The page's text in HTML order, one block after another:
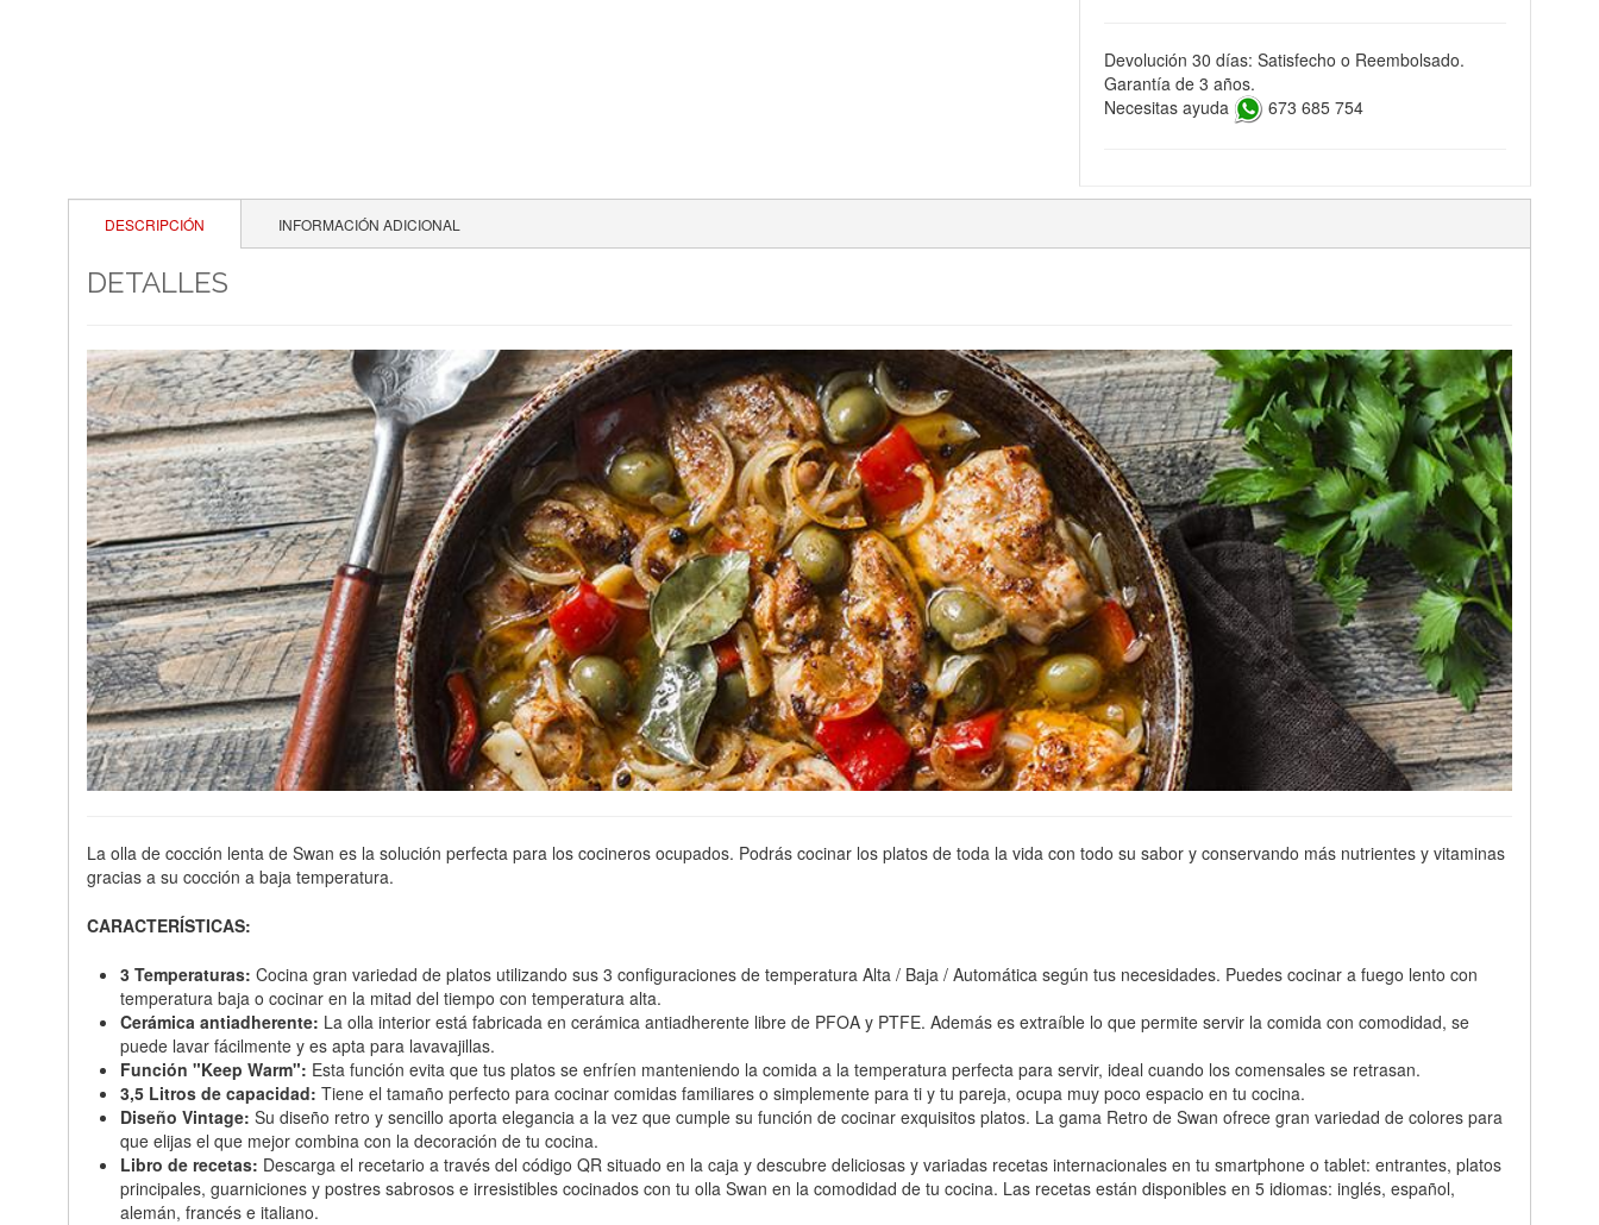
Devolución 30 días: Satisfecho o Reembolsado.
Garantía de 3 años.
Necesitas ayuda
673 685 754
DESCRIPCIÓN INFORMACIÓN ADICIONAL
DETALLES
La olla de cocción lenta de Swan es la solución perfecta para los cocineros ocupados. Podrás cocinar los platos de toda la vida con todo su sabor y conservando más nutrientes y vitaminas
gracias a su cocción a baja temperatura.
CARACTERÍSTICAS:
3 Temperaturas: Cocina gran variedad de platos utilizando sus 3 configuraciones de temperatura Alta / Baja / Automática según tus necesidades. Puedes cocinar a fuego lento con
temperatura baja o cocinar en la mitad del tiempo con temperatura alta.
Cerámica antiadherente: La olla interior está fabricada en cerámica antiadherente libre de PFOA y PTFE. Además es extraíble lo que permite servir la comida con comodidad, se
puede lavar fácilmente y es apta para lavavajillas.
Función "Keep Warm": Esta función evita que tus platos se enfríen manteniendo la comida a la temperatura perfecta para servir, ideal cuando los comensales se retrasan.
3,5 Litros de capacidad: Tiene el tamaño perfecto para cocinar comidas familiares o simplemente para ti y tu pareja, ocupa muy poco espacio en tu cocina.
Diseño Vintage: Su diseño retro y sencillo aporta elegancia a la vez que cumple su función de cocinar exquisitos platos. La gama Retro de Swan ofrece gran variedad de colores para
que elijas el que mejor combina con la decoración de tu cocina.
Libro de recetas: Descarga el recetario a través del código QR situado en la caja y descubre deliciosas y variadas recetas internacionales en tu smartphone o tablet: entrantes, platos
principales, guarniciones y postres sabrosos e irresistibles cocinados con tu olla Swan en la comodidad de tu cocina. Las recetas están disponibles en 5 idiomas: inglés, español,
alemán, francés e italiano.